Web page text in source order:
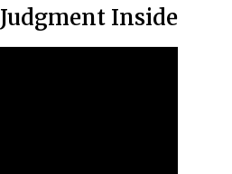
Judgment Inside